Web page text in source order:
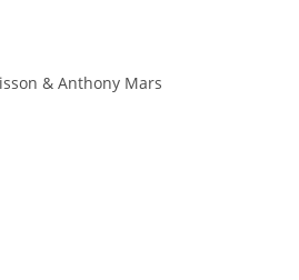
& Anthony Mars